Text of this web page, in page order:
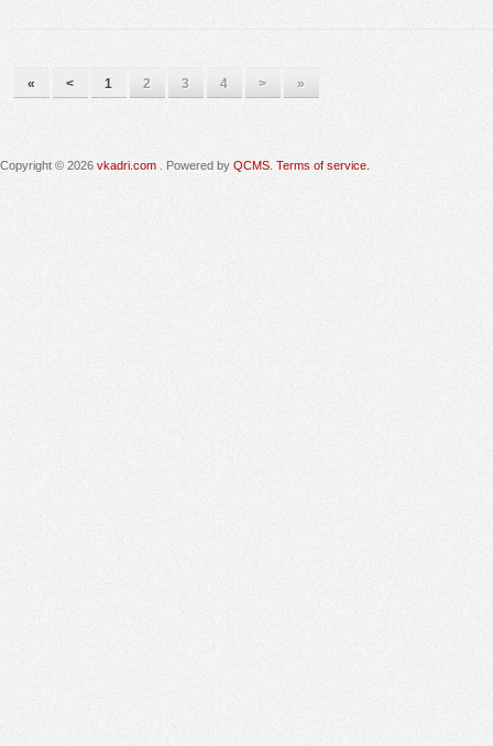
« < 1 2 3 4 > »
Copyright © 2026 vkadri.com . Powered by QCMS Terms of service.